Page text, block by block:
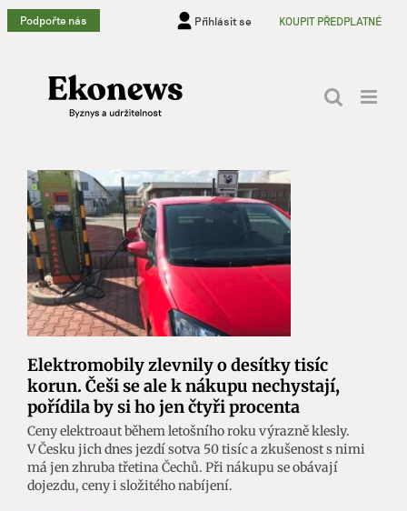
Přeskočit
na
Podpořte nás Přihlásit se KOUPIT PŘEDPLATNÉ
Elektromobily zlevnily o desítky tisíc
korun. Češi se ale k nákupu nechystají,
pořídila by si ho jen čtyři procenta
Ceny elektroaut během letošního roku výrazně klesly.
V Česku jich dnes jezdí sotva 50 tisíc a zkušenost s nimi
má jen zhruba třetina Čechů. Při nákupu se obávají
dojezdu, ceny i složitého nabíjení.